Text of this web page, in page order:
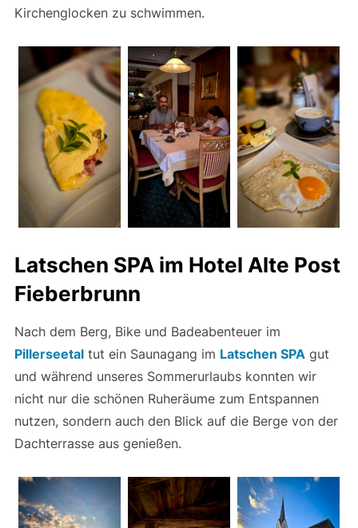
Kirchenglocken zu schwimmen.
Latschen SPA im Hotel Alte Post
Fieberbrunn
Nach dem Berg, Bike und Badeabenteuer im
Pillerseetaltut ein Saunagang im Latschen SPAgut
und während unseres Sommerurlaubs konnten wir
nicht nur die schönen Ruheräume zum Entspannen
nutzen, sondern auch den Blick auf die Berge von der
Dachterrasse aus genießen.